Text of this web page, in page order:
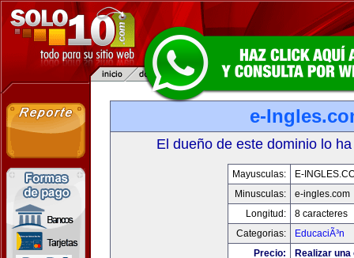
e-
El dueño de este dominio lo
Mayusculas:
E-
Minusculas:
e-ingles.com
Longitud:
8 caracteres
Categorias:
EducaciÃ³n
Precio:
Realizar